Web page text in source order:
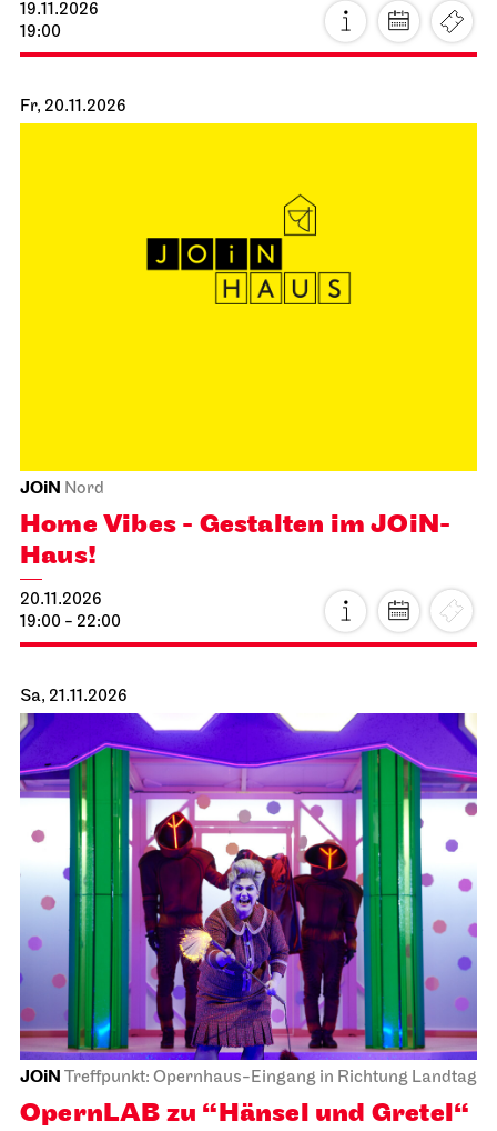
19.11.2026
19:00
Fr, 20.11.2026
JOiN Nord
Home Vibes - Gestalten im JOiN-
Haus!
20.11.2026
19:00 - 22:00
Sa, 21.11.2026
JOiN Treffpunkt: Opernhaus-Eingang in Richtung Landtag
OpernLAB zu “Hänsel und Gretel“